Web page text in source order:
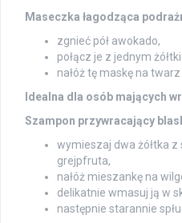
Maseczka łagodząca
zgnieć pół awokado,
połącz je z jednym
nałóż tę maskę na
Idealna dla osób mających
Szampon przywracający
wymieszaj dwa żółtka z
grejpfruta,
nałóż mieszankę na
delikatnie wmasuj ją w
następnie starannie